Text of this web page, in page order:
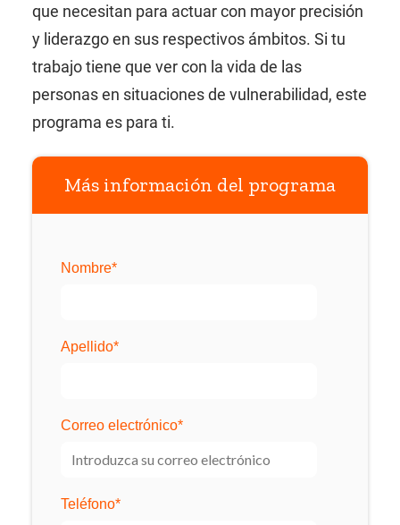
que necesitan para actuar con mayor precisión
y liderazgo en sus respectivos ámbitos. Si tu
trabajo tiene que ver con la vida de las
personas en situaciones de vulnerabilidad, este
programa es para ti.
Más información del programa
Nombre*
Apellido*
Correo electrónico*
Teléfono*